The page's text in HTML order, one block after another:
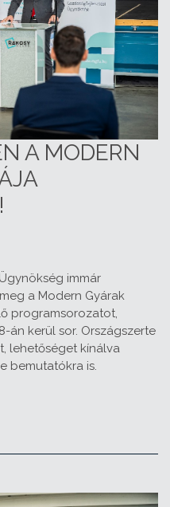
A MODERN
immár
a Modern Gyárak
programsorozatot,
án kerül sor. Országszerte
lehetőséget kínálva
bemutatókra is.